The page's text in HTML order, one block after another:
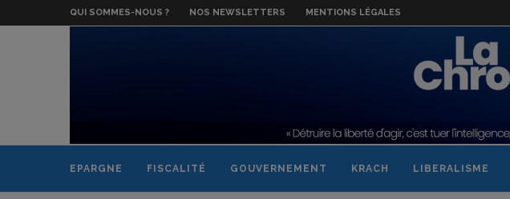
QUI SOMMES-NOUS ? NOS NEWSLETTERS MENTIONS LÉGALES
EPARGNE FISCALITÉ GOUVERNEMENT KRACH LIBERALISME